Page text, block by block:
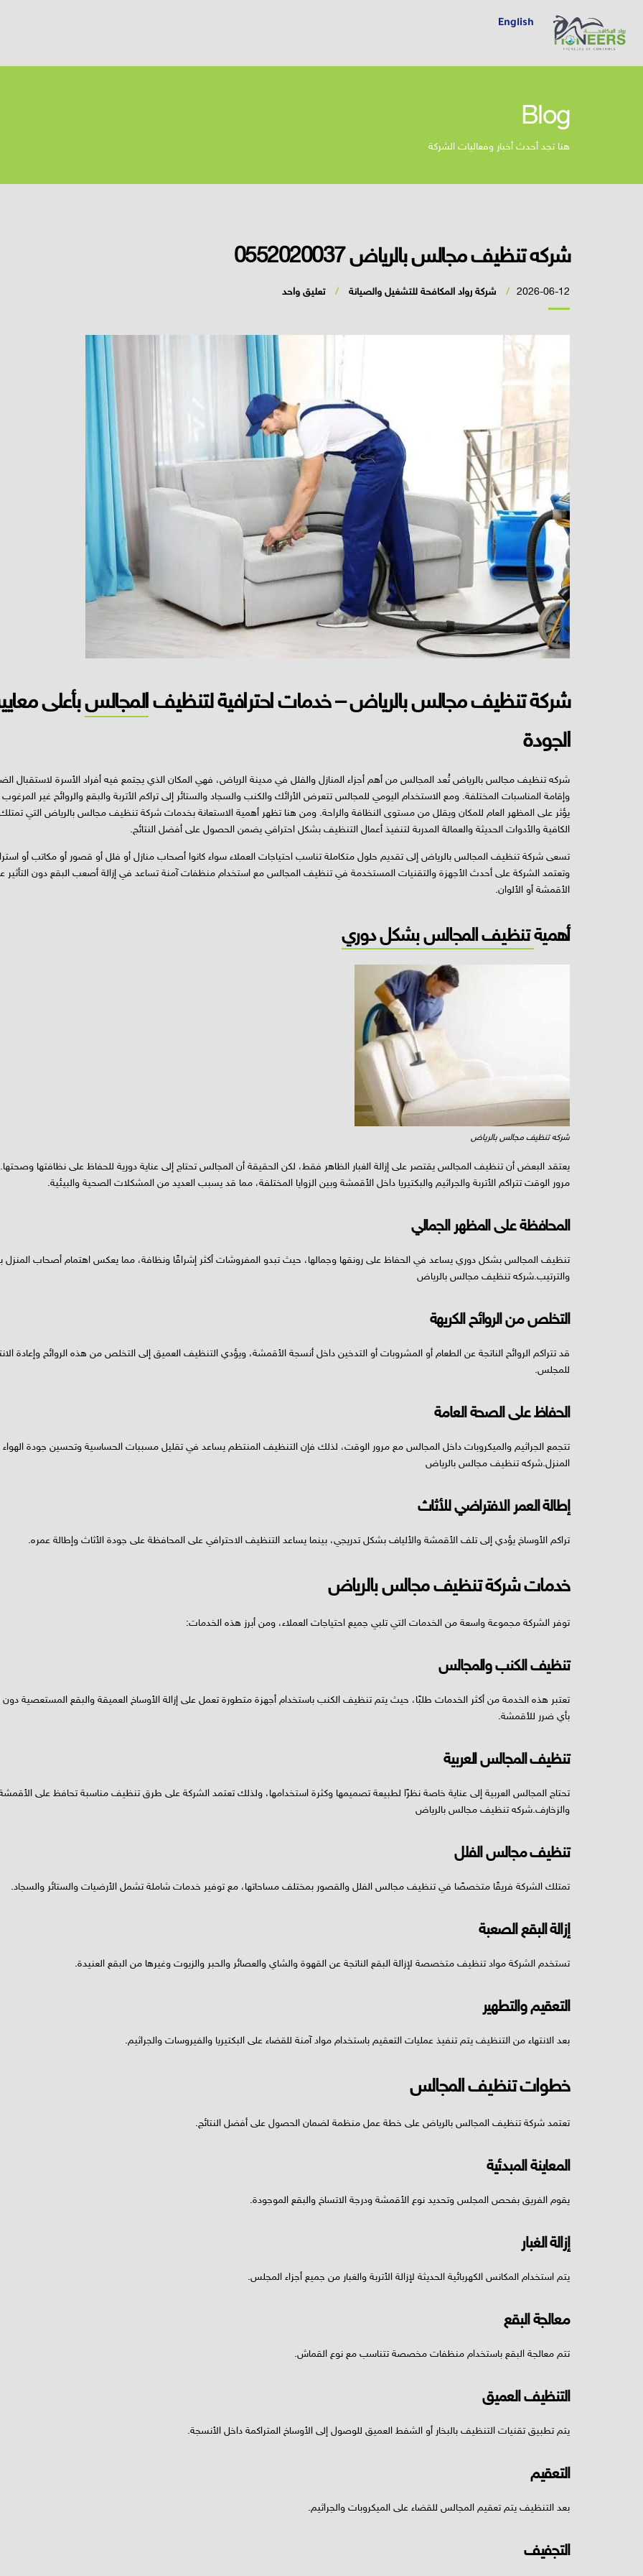
English
Blog
هنا تجد أحدث أخبار وفعاليات الشركة
شركه تنظيف مجالس بالرياض 0552020037
2026-06-12 شركة رواد المكافحة للتشغيل والصيانة تعليق واحد
شركة تنظيف مجالس بالرياض – خدمات احترافية لتنظيفالمجالسبأعلى
الجودة
شركه تنظيف مجالس بالرياض تُعد المجالس من أهم أجزاء المنازل والفلل في مدينة الرياض، فهي المكان الذي يجتمع فيه أفراد الأسرة لاستقبال
وإقامة المناسبات المختلفة. ومع الاستخدام اليومي للمجالس تتعرض الأرائك والكنب والسجاد والستائر إلى تراكم الأتربة والبقع والروائح غير المرغوب
يؤثر على المظهر العام للمكان ويقلل من مستوى النظافة والراحة. ومن هنا تظهر أهمية الاستعانة بخدمات شركة تنظيف مجالس بالرياض التي تمتلك
الكافية والأدوات الحديثة والعمالة المدربة لتنفيذ أعمال التنظيف بشكل احترافي يضمن الحصول على أفضل النتائج.
تسعى شركة تنظيف المجالس بالرياض إلى تقديم حلول متكاملة تناسب احتياجات العملاء سواء كانوا أصحاب منازل أو فلل أو قصور أو مكاتب أو
وتعتمد الشركة على أحدث الأجهزة والتقنيات المستخدمة في تنظيف المجالس مع استخدام منظفات آمنة تساعد في إزالة أصعب البقع دون التأثير
الأقمشة أو الألوان.
أهميةتنظيف المجالس بشكل دوري
شركه تنظيف مجالس بالرياض
يعتقد البعض أن تنظيف المجالس يقتصر على إزالة الغبار الظاهر فقط، لكن الحقيقة أن المجالس تحتاج إلى عناية دورية للحفاظ على نظافتها
مرور الوقت تتراكم الأتربة والجراثيم والبكتيريا داخل الأقمشة وبين الزوايا المختلفة، مما قد يسبب العديد من المشكلات الصحية والبيئية.
المحافظة على المظهر الجمالي
تنظيف المجالس بشكل دوري يساعد في الحفاظ على رونقها وجمالها، حيث تبدو المفروشات أكثر إشراقًا ونظافة، مما يعكس اهتمام أصحاب المنزل
والترتيب.شركه تنظيف مجالس بالرياض
التخلص من الروائح الكريهة
قد تتراكم الروائح الناتجة عن الطعام أو المشروبات أو التدخين داخل أنسجة الأقمشة، ويؤدي التنظيف العميق إلى التخلص من هذه الروائح وإعادة
للمجلس.
الحفاظ على الصحة العامة
تتجمع الجراثيم والميكروبات داخل المجالس مع مرور الوقت، لذلك فإن التنظيف المنتظم يساعد في تقليل مسببات الحساسية وتحسين جودة الهواء
المنزل.شركه تنظيف مجالس بالرياض
إطالة العمر الافتراضي للأثاث
تراكم الأوساخ يؤدي إلى تلف الأقمشة والألياف بشكل تدريجي، بينما يساعد التنظيف الاحترافي على المحافظة على جودة الأثاث وإطالة عمره.
خدمات شركة تنظيف مجالس بالرياض
توفر الشركة مجموعة واسعة من الخدمات التي تلبي جميع احتياجات العملاء، ومن أبرز هذه الخدمات:
تنظيف الكنب والمجالس
تعتبر هذه الخدمة من أكثر الخدمات طلبًا، حيث يتم تنظيف الكنب باستخدام أجهزة متطورة تعمل على إزالة الأوساخ العميقة والبقع المستعصية
بأي ضرر للأقمشة.
تنظيف المجالس العربية
تحتاج المجالس العربية إلى عناية خاصة نظرًا لطبيعة تصميمها وكثرة استخدامها، ولذلك تعتمد الشركة على طرق تنظيف مناسبة تحافظ على
والزخارف.شركه تنظيف مجالس بالرياض
تنظيف مجالس الفلل
تمتلك الشركة فريقًا متخصصًا في تنظيف مجالس الفلل والقصور بمختلف مساحاتها، مع توفير خدمات شاملة تشمل الأرضيات والستائر والسجاد.
إزالة البقع الصعبة
تستخدم الشركة مواد تنظيف متخصصة لإزالة البقع الناتجة عن القهوة والشاي والعصائر والحبر والزيوت وغيرها من البقع العنيدة.
التعقيم والتطهير
بعد الانتهاء من التنظيف يتم تنفيذ عمليات التعقيم باستخدام مواد آمنة للقضاء على البكتيريا والفيروسات والجراثيم.
خطوات تنظيف المجالس
تعتمد شركة تنظيف المجالس بالرياض على خطة عمل منظمة لضمان الحصول على أفضل النتائج.
المعاينة المبدئية
يقوم الفريق بفحص المجلس وتحديد نوع الأقمشة ودرجة الاتساخ والبقع الموجودة.
إزالة الغبار
يتم استخدام المكانس الكهربائية الحديثة لإزالة الأتربة والغبار من جميع أجزاء المجلس.
معالجة البقع
تتم معالجة البقع باستخدام منظفات مخصصة تتناسب مع نوع القماش.
التنظيف العميق
يتم تطبيق تقنيات التنظيف بالبخار أو الشفط العميق للوصول إلى الأوساخ المتراكمة داخل الأنسجة.
التعقيم
بعد التنظيف يتم تعقيم المجالس للقضاء على الميكروبات والجراثيم.
التجفيف